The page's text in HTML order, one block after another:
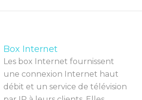
Box Internet
Les box Internet fournissent
une connexion Internet haut
dé bit et un service de té lévision